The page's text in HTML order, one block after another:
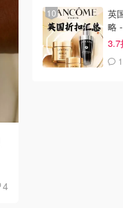
4
英
略
3.7
套